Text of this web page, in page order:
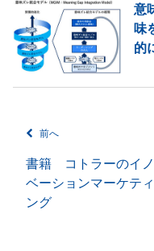
意
味
的
前へ
書籍 コトラーのイノ
ベーションマーケティ
ング